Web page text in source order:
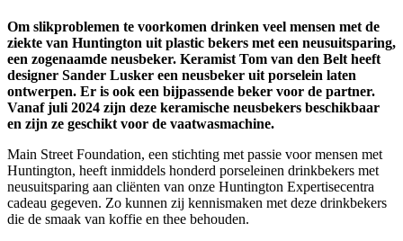
Om slikproblemen te voorkomen drinken veel mensen met de
ziekte van Huntington uit plastic bekers met een neusuitsparing,
een zogenaamde neusbeker. Keramist Tom van den Belt heeft
designer Sander Lusker een neusbeker uit porselein laten
ontwerpen. Er is ook een bijpassende beker voor de partner.
Vanaf juli 2024 zijn deze keramische neusbekers beschikbaar
en zijn ze geschikt voor de vaatwasmachine.
Main Street Foundation, een stichting met passie voor mensen met
Huntington, heeft inmiddels honderd porseleinen drinkbekers met
neusuitsparing aan cliënten van onze Huntington Expertisecentra
cadeau gegeven. Zo kunnen zij kennismaken met deze drinkbekers
die de smaak van koffie en thee behouden.